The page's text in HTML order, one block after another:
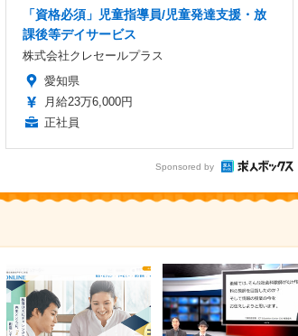
「資格必須」児童指導員/児童発達支援・放
課後等デイサービス
株式会社クレセールプラス
愛知県
月給23万6,000円
正社員
Sponsored by